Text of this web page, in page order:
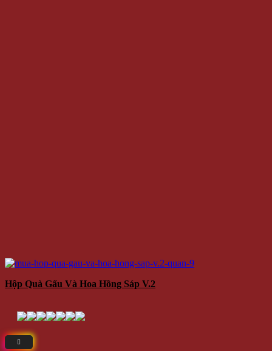
Hộp Quà Gấu Và Hoa Hồng Sáp V.2